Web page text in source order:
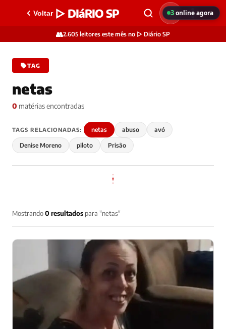
Voltar ▷ DIáRIO SP
👥2.605 leitores este mês no ▷ Diário SP
TAG
netas
0 matérias encontradas
TAGS RELACIONADAS: netas abuso avó
Denise Moreno piloto Prisão
Mostrando0 resultados para "netas"
3online agora